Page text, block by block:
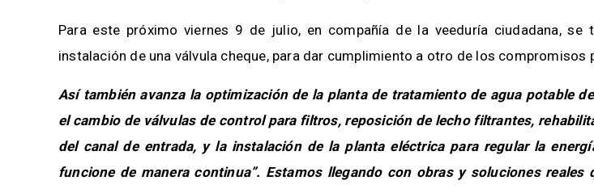
Para este próximo viernes 9 de julio, en compañía de la veeduría ciudadana, se
instalación de una válvula cheque, para dar cumplimiento a otro de los compromisos
Así también avanza la optimización de la planta de tratamiento de agua potable
el cambio de válvulas de control para filtros, reposición de lecho filtrantes,
del canal de entrada, y la instalación de la planta eléctrica para regular la
funcione de manera continua”. Estamos llegando con obras y soluciones reales